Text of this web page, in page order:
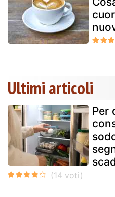
Ultimi articoli
Per